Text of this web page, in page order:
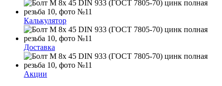
Калькулятор
Доставка
Акции